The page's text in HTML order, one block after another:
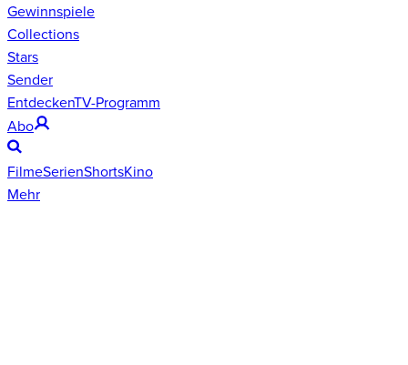
Gewinnspiele
Collections
Stars
Sender
EntdeckenTV-Programm
Abo
FilmeSerienShortsKino
Mehr